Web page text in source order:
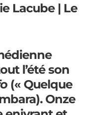
Lacube | Le
l’été son
(« Quelque
Onze